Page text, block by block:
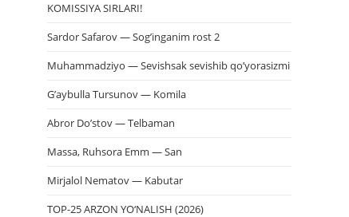
KOMISSIYA SIRLARI!
Sardor Safarov — Sog’inganim rost 2
Muhammadziyo — Sevishsak sevishib qo’yorasizmi
G’aybulla Tursunov — Komila
Abror Do’stov — Telbaman
Massa, Ruhsora Emm — San
Mirjalol Nematov — Kabutar
TOP-25 ARZON YO‘NALISH (2026)